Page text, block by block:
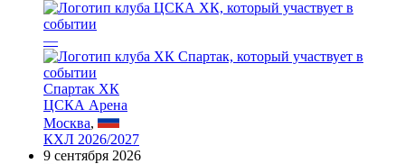
—
Спартак ХК
ЦСКА Арена
Москва,
КХЛ 2026/2027
9 сентября 2026